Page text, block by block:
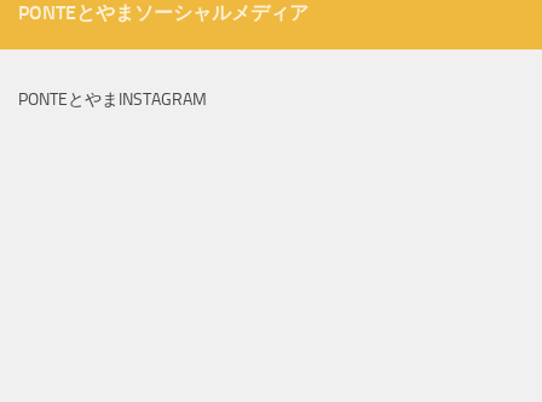
PONTEとやまソーシャルメディア
PONTEとやまINSTAGRAM